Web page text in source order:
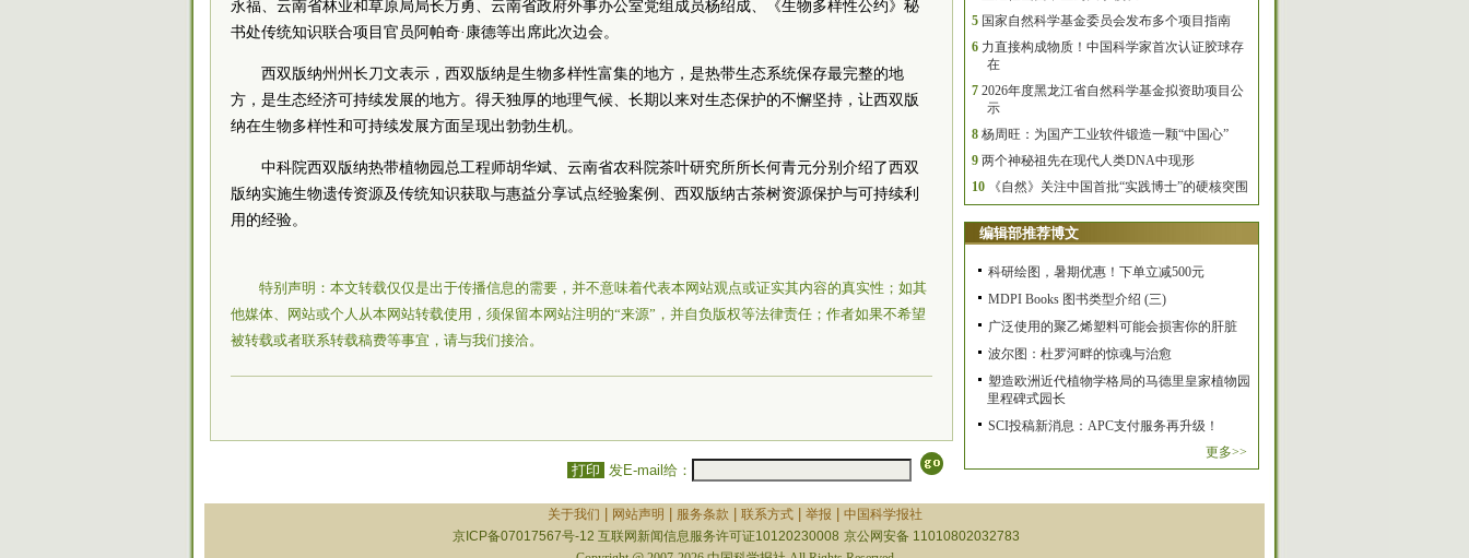
永福、云南省林业和草原局局长万勇、云南省政府外事办公室党组成员杨绍成、《生物多样性公约》秘
书处传统知识联合项目官员阿帕奇·康德等出席此次边会。
西双版纳州州长刀文表示，西双版纳是生物多样性富集的地方，是热带生态系统保存最完整的地
方，是生态经济可持续发展的地方。得天独厚的地理气候、长期以来对生态保护的不懈坚持，让西双版
纳在生物多样性和可持续发展方面呈现出勃勃生机。
中科院西双版纳热带植物园总工程师胡华斌、云南省农科院茶叶研究所所长何青元分别介绍了西双
版纳实施生物遗传资源及传统知识获取与惠益分享试点经验案例、西双版纳古茶树资源保护与可持续利
用的经验。
特别声明：本文转载仅仅是出于传播信息的需要，并不意味着代表本网站观点或证实其内容的真实性；如其
他媒体、网站或个人从本网站转载使用，须保留本网站注明的“来源”，并自负版权等法律责任；作者如果不希望
被转载或者联系转载稿费等事宜，请与我们接洽。
打印 发E-mail给：
5 国家自然科学基金委员会发布多个项目指南
6 力直接构成物质！中国科学家首次认证胶球存
在
7 2026年度黑龙江省自然科学基金拟资助项目公
示
8 杨周旺：为国产工业软件锻造一颗“中国心”
9 两个神秘祖先在现代人类DNA中现形
10
《自然》关注中国首批“实践博士”的硬核突围
编辑部推荐博文
科研绘图，暑期优惠！下单立减500元
MDPI Books 图书类型介绍 (三)
广泛使用的聚乙烯塑料可能会损害你的肝脏
波尔图：杜罗河畔的惊魂与治愈
塑造欧洲近代植物学格局的马德里皇家植物园
里程碑式园长
SCI投稿新消息：APC支付服务再升级！
更多>>
关于我们 网站声明 服务条款 联系方式| 举报
中国科学报社
京ICP备07017567号-12 互联网新闻信息服务许可证10120230008 京公网安备 11010802032783